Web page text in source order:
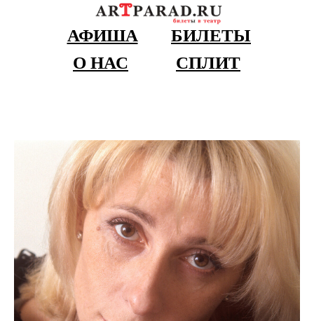
АФИША
БИЛЕТЫ
О НАС
СПЛИТ